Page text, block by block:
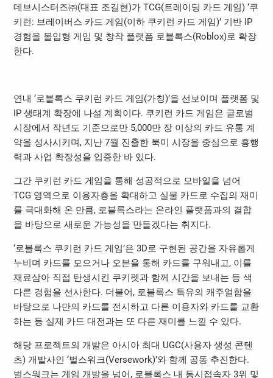
데브시스터즈㈜(대표 조길현)가 TCG(트레이딩 카드 게임) ‘쿠
키런: 브레이버스 카드 게임(이하 쿠키런 카드 게임)’ 기반 IP
경험을 몰입형 게임 및 창작 플랫폼 로블록스(Roblox)로 확장
한다.
연내 ‘로블록스 쿠키런 카드 게임(가칭)’을 선보이며 플랫폼 및
IP 생태계 확장에 나설 계획이다. 쿠키런 카드 게임은 글로벌
시장에서 작년도 기준으로만 5,000만 장 이상의 카드 유통 계
약을 성사시키며, 지난 7월 진출한 북미 시장을 중심으로 흥행
력과 사업 확장성을 입증한 바 있다.
그간 쿠키런 카드 게임을 통해 성공적으로 모바일을 넘어
TCG 영역으로 이용자층을 확대하고 실물 카드로 수집의 재미
를 극대화해 온 만큼, 로블록스라는 온라인 플랫폼과의 결합
을 바탕으로 새로운 가능성을 만들겠다는 취지다.
‘로블록스 쿠키런 카드 게임’은 3D로 구현된 공간을 자유롭게
누비며 카드를 모으거나 오븐을 통해 카드를 구워내고, 이를
재료삼아 직접 탄생시킨 쿠키펫과 함께 시간을 보내는 등 색
다른 경험을 선사한다. 더불어, 로블록스 특유의 캐주얼함을
바탕으로 나만의 카드를 전시하고 다른 이용자와 카드를 교환
하는 등 실제 카드 대전과는 또 다른 재미를 느낄 수 있다.
해당 프로젝트의 개발은 아시아 최대 UGC(사용자 생성 콘텐
츠) 개발사인 ‘벌스워크(Versework)’와 함께 공동 추진한다.
벌스워크는 게임 개발을 넘어, 로블록스 내 동시접속자 3위 및